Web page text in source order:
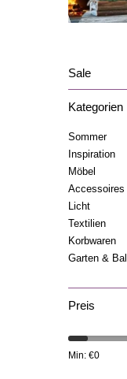
Sale
Kategorien
Sommer
Inspiration
Möbel
Accessoires
Licht
Textilien
Korbwaren
Garten &
Preis
Min: €0